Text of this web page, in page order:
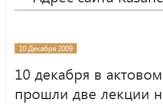
10 Декабря 2009
10 декабря в
прошли две лекции